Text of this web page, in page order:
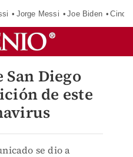
Jorge Messi Joe Biden
San Diego
de este
se dio a